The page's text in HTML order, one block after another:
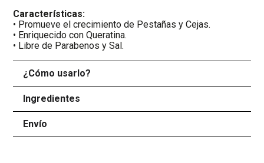
Características:
• Promueve el crecimiento de Pestañas y Cejas.
• Enriquecido con Queratina.
• Libre de Parabenos y Sal.
¿Cómo usarlo?
Ingredientes
Envío